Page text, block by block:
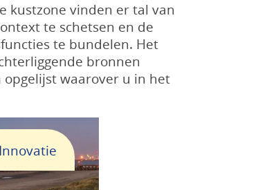
kustzone vinden er tal van
te schetsen en de
te bundelen. Het
bronnen
waarover u in het